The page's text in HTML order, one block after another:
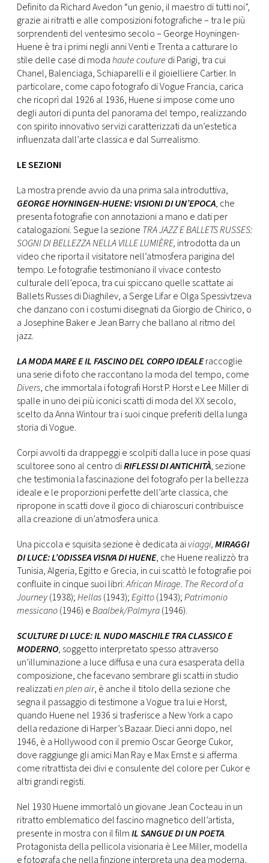
Definito da Richard Avedon “un genio, il maestro di tutti noi”,
grazie ai ritratti e alle composizioni fotografiche – tra le più
sorprendenti del ventesimo secolo – George Hoyningen-
Huene è tra i primi negli anni Venti e Trenta a catturare lo
stile delle case di modahaute couture di Parigi, tra cui
Chanel, Balenciaga, Schiaparelli e il gioielliere Cartier. In
particolare, come capo fotografo di Vogue Francia, carica
che ricoprì dal 1926 al 1936, Huene si impose come uno
degli autori di punta del panorama del tempo, realizzando
con spirito innovativo servizi caratterizzati da un’estetica
influenzata dall’arte classica e dal Surrealismo.
LE SEZIONI
La mostra prende avvio da una prima sala introduttiva,
GEORGE HOYNINGEN-HUENE: VISIONI DI UN’EPOCA, che
presenta fotografie con annotazioni a mano e dati per
catalogazioni. Segue la sezione TRA JAZZ E BALLETS RUSSES:
SOGNI DI BELLEZZA NELLA VILLE LUMIÈRE, introdotta da un
video che riporta il visitatore nell’atmosfera parigina del
tempo. Lefotografie testimoniano il vivace contesto
culturale dell’epoca, tra cui spiccano quelle scattate ai
Ballets Russes di Diaghilev, a Serge Lifar e Olga Spessivtzeva
che danzano con i costumi disegnati da Giorgio de Chirico, o
a Josephine Baker e Jean Barry che ballano al ritmo del
jazz.
LA MODA MARE E IL FASCINO DEL CORPO IDEALEraccoglie
una serie di foto che raccontano la moda del tempo, come
Divers, che immortala i fotografi Horst P. Horst e Lee Miller di
spalle in uno dei più iconici scatti di moda del XX secolo,
scelto da Anna Wintour tra i suoi cinque preferiti della lunga
storia di Vogue.
Corpi avvolti da drappeggi e scolpiti dalla luce in pose quasi
scultoree sono al centro diRIFLESSI DI ANTICHITÀ, sezione
che testimonia la fascinazione del fotografo per la bellezza
ideale e le proporzioni perfette dell’arte classica, che
ripropone in scatti dove il gioco di chiaroscuri contribuisce
alla creazione di un’atmosfera unica.
Una piccola e squisita sezione è dedicata aiviaggi,MIRAGGI
DI LUCE: L’ODISSEA VISIVA DI HUENE, che Huene realizzò tra
Tunisia, Algeria, Egitto e Grecia, in cui scattò le fotografie poi
confluite in cinque suoi libri:African Mirage. The Record of a
Journey(1938);Hellas(1943);Egitto(1943);Patrimonio
messicano(1946) eBaalbek/Palmyra(1946).
SCULTURE DI LUCE: IL NUDO MASCHILE TRA CLASSICO E
MODERNO, soggetto interpretato spesso attraverso
un’illuminazione a luce diffusa e una cura esasperata della
composizione, che facevano sembrare gli scatti in studio
realizzatien plen air, è anche il titolo della sezione che
segna il passaggio di testimone a Vogue tra lui e Horst,
quando Huene nel 1936 si trasferisce a New York a capo
della redazione di Harper’s Bazaar. Dieci anni dopo, nel
1946, è a Hollywood con il premio Oscar George Cukor,
dove raggiunge gli amici Man Ray e Max Ernst e si afferma
come ritrattista dei divi e consulente del colore per Cukor e
altri grandi registi.
Nel 1930 Huene immortalò un giovane Jean Cocteau in un
ritratto emblematico del fascino magnetico dell’artista,
presente in mostra con il filmIL SANGUE DI UN POETA.
Protagonista della pellicola visionaria è Lee Miller, modella
e fotografa che nella finzione interpreta una dea moderna,